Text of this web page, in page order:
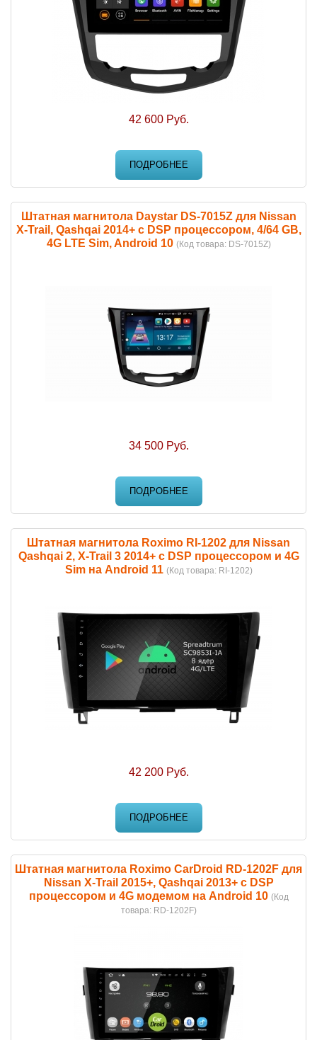
42 600 Руб.
ПОДРОБНЕЕ
Штатная магнитола Daystar DS-7015Z для Nissan
X-Trail, Qashqai 2014+ с DSP процессором, 4/64 GB,
4G LTE Sim, Android 10 (Код товара: DS-7015Z)
34 500 Руб.
ПОДРОБНЕЕ
Штатная магнитола Roximo RI-1202 для Nissan
Qashqai 2, X-Trail 3 2014+ c DSP процессором и 4G
Sim на Android 11 (Код товара: RI-1202)
42 200 Руб.
ПОДРОБНЕЕ
Штатная магнитола Roximo CarDroid RD-1202F для
Nissan X-Trail 2015+, Qashqai 2013+ с DSP
процессором и 4G модемом на Android 10 (Код
товара: RD-1202F)